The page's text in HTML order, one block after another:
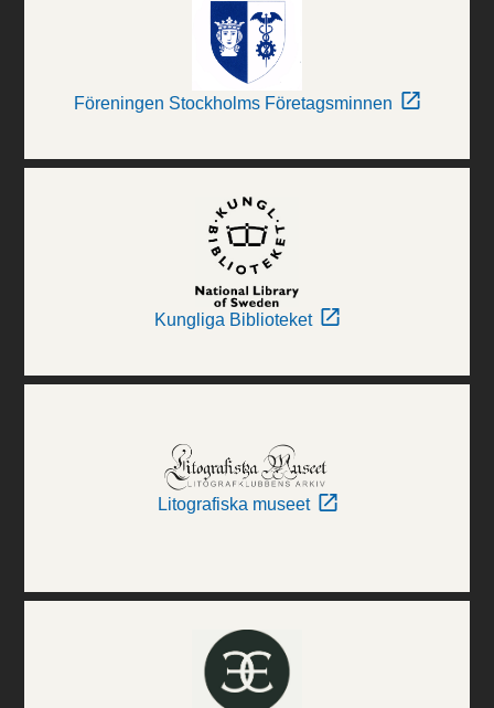
Föreningen Stockholms Företagsminnen
Kungliga Biblioteket
Litografiska museet